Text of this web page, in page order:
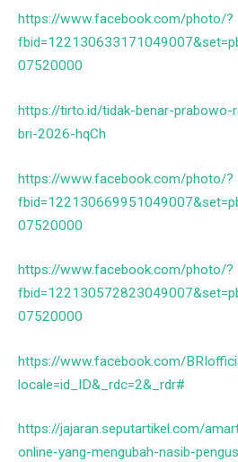
https://www.facebook.com/photo/?
07520000
https://tirto.id/tidak-benar-prabowo-
bri-2026-hqCh
https://www.facebook.com/photo/?
07520000
https://www.facebook.com/photo/?
07520000
https://www.facebook.com/
locale=id_ID&_rdc=2&_rdr#
https://jajaran.seputartikel.com/
online-yang-mengubah-nasib-